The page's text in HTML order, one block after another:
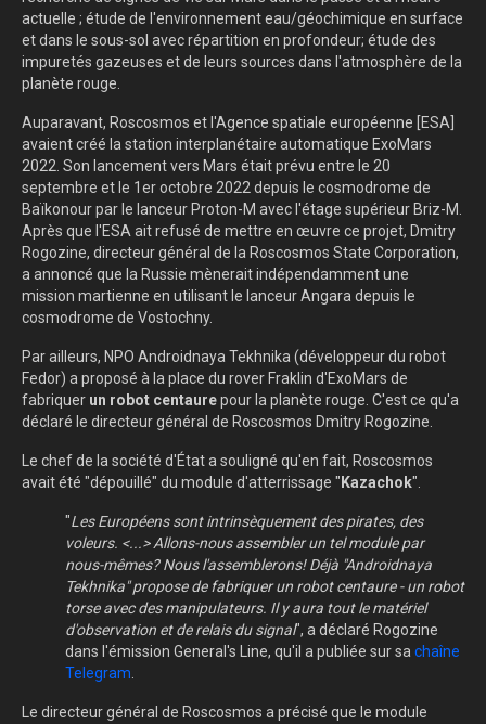
actuelle ; étude de l'environnement eau/géochimique en surface
et dans le sous-sol avec répartition en profondeur; étude des
impuretés gazeuses et de leurs sources dans l'atmosphère de la
planète rouge.
Auparavant, Roscosmos et l'Agence spatiale européenne [ESA]
avaient créé la station interplanétaire automatique ExoMars
2022. Son lancement vers Mars était prévu entre le 20
septembre et le 1er octobre 2022 depuis le cosmodrome de
Baïkonour par le lanceur Proton-M avec l'étage supérieur Briz-M.
Après que l'ESA ait refusé de mettre en œuvre ce projet, Dmitry
Rogozine, directeur général de la Roscosmos State Corporation,
a annoncé que la Russie mènerait indépendamment une
mission martienne en utilisant le lanceur Angara depuis le
cosmodrome de Vostochny.
Par ailleurs, NPO Androidnaya Tekhnika (développeur du robot
Fedor) a proposé à la place du rover Fraklin d'ExoMars de
fabriquer un robot centaurepour la planète rouge. C'est ce qu'a
déclaré le directeur général de Roscosmos Dmitry Rogozine.
Le chef de la société d'État a souligné qu'en fait, Roscosmos
avait été "dépouillé" du module d'atterrissage " Kazachok".
"Les Européens sont intrinsèquement des pirates, des
voleurs. <...> Allons-nous assembler un tel module par
nous-mêmes? Nous l'assemblerons! Déjà "Androidnaya
Tekhnika" propose de fabriquer un robot centaure - un robot
torse avec des manipulateurs. Il y aura tout le matériel
d'observation et de relais du signal", a déclaré Rogozine
dans l'émission General's Line, qu'il a publiée sur sachaîne
Telegram.
Le directeur général de Roscosmos a précisé que le module